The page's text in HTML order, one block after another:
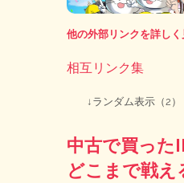
他の外部リンクを詳しく
相互リンク集
↓ランダム表示（2）
中古で買った
どこまで戦え